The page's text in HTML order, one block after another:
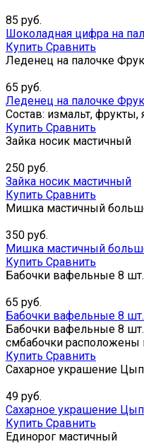
85 руб.
Шоколадная цифра на
Купить Сравнить
Леденец на палочке
65 руб.
Леденец на палочке
Состав: измальт, фрукты,
Купить Сравнить
Зайка носик мастичный
250 руб.
Зайка носик мастичный
Купить Сравнить
Мишка мастичный
350 руб.
Мишка мастичный
Купить Сравнить
Бабочки вафельные 8
65 руб.
Бабочки вафельные 8
Бабочки вафельные 8
смбабочки расположены
Купить Сравнить
Сахарное украшение
49 руб.
Сахарное украшение
Купить Сравнить
Единорог мастичный